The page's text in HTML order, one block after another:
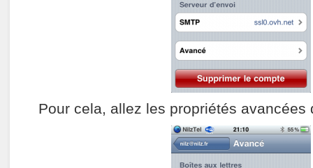
Pour cela, allez les propriétés avancées